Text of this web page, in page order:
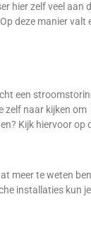
hier zelf veel aan
deze manier valt
een
zelf naar kijken om
Kijk hiervoor op
meer te weten
installaties kun